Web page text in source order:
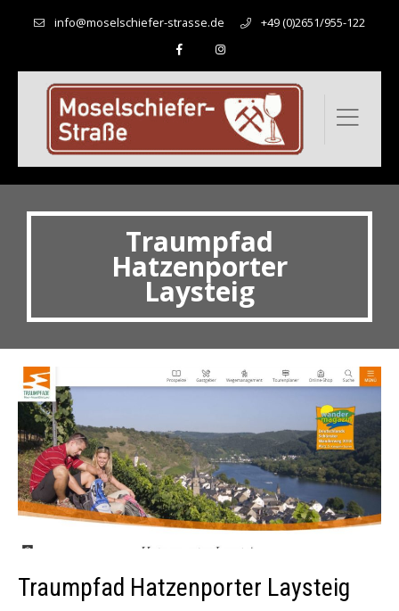
info@moselschiefer-strasse.de +49 (0)2651/955-122
Traumpfad
Hatzenporter
Laysteig
Traumpfad Hatzenporter Laysteig